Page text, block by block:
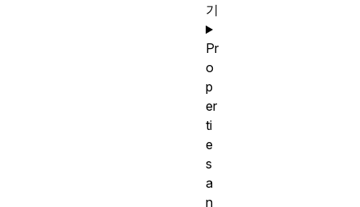
기
Pr
o
p
er
ti
e
s
a
n